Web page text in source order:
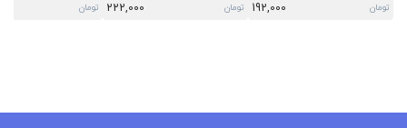
تومان 192,000 تومان 222,000 تومان